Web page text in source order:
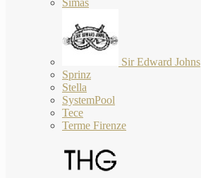
Simas
Sir Edward Johns
Sprinz
Stella
SystemPool
Tece
Terme Firenze